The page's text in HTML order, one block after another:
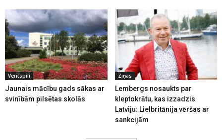
Ventspilī
Jaunais mācību gads sākas ar
svinībām pilsētas skolās
Ziņas
Lembergs nosaukts par
kleptokrātu, kas izzadzis
Latviju: Lielbritānija vēršas ar
sankcijām